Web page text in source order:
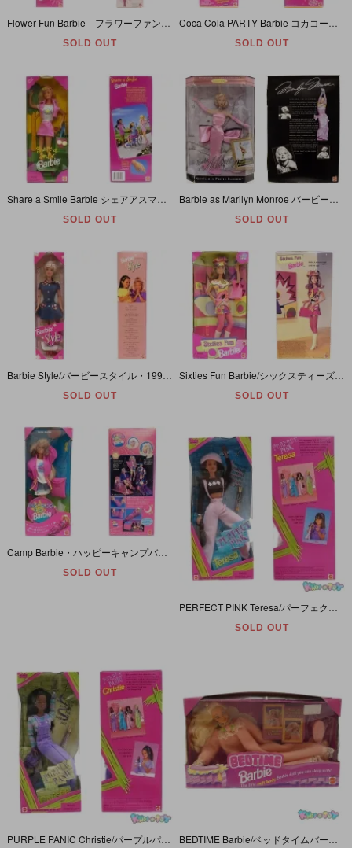
SOLD OUT SOLD OUT
SOLD OUT SOLD OUT
Barbie Style/バービースタイル・1997年
SOLD OUT
Sixties Fun Barbie/シックスティーズファンバービー・60s/60年代・1997年【パッケージダメージ】
SOLD OUT
Camp Barbie・ハッピーキャンプバービー・日本語パッケージ1993年
SOLD OUT
SOLD OUT
PURPLE PANIC Christie/パープルパニッククリスティ・Barbie/バービー・African American/アフリカンアメリカン・黒人・1997年